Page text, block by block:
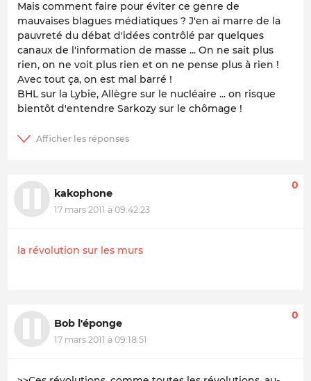
Mais comment faire pour éviter ce genre de
mauvaises blagues médiatiques ? J'en ai marre de la
pauvreté du débat d'idées contrôlé par quelques
canaux de l'information de masse ... On ne sait plus
rien, on ne voit plus rien et on ne pense plus à rien !
Avec tout ça, on est mal barré !
BHL sur la Lybie, Allègre sur le nucléaire ... on risque
bientôt d'entendre Sarkozy sur le chômage !
kakophone
17 mars 2011 à 09:42:23
0
la révolution sur les murs
Bob l'éponge
17 mars 2011 à 09:18:51
0